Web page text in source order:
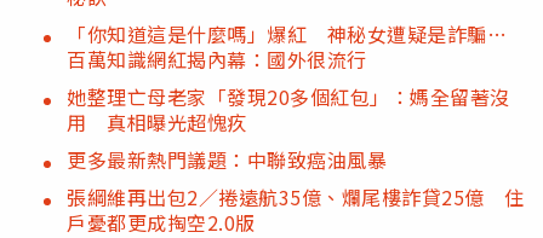
「你知道這是什麼嗎」爆紅 神秘女遭疑是詐騙…
百萬知識網紅揭內幕：國外很流行
她整理亡母老家「發現20多個紅包」：媽全留著沒
用 真相曝光超愧疚
更多最新熱門議題：中聯致癌油風暴
張綱維再出包2／捲遠航35億、爛尾樓詐貸25億 住
戶憂都更成掏空2.0版